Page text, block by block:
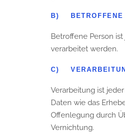
B) BETROFFENE
Betroffene Person
verarbeitet werden.
C)
Verarbeitung ist
Daten wie das
Offenlegung durch
Vernichtung.